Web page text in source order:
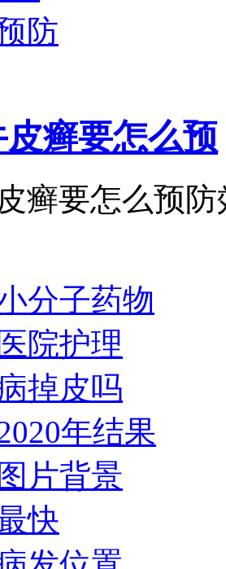
癣要怎么预
癣要怎么预
分子药物
院护理
掉皮吗
年结果
片背景
快